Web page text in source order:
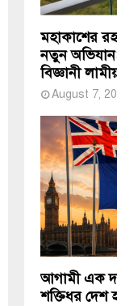
মহাকাশের
নতুন
বিজ্ঞানী
August 7,
আগামী এক
শক্তিধর দেশ